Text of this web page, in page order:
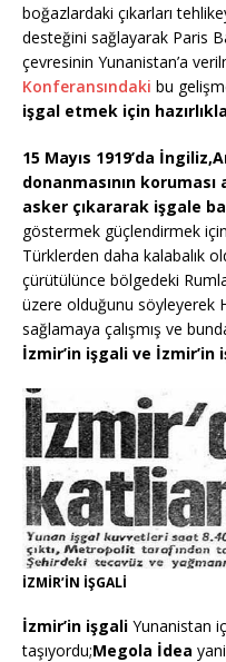
boğazlardaki çıkarları
desteğini sağlayarak Paris
çevresinin Yunanistan’a
Konferansındaki bu
işgal etmek için
15 Mayıs 1919’da
donanmasının
asker çıkararak işgale
göstermek güçlendirmek
Türklerden daha kalabalık
çürütülünce bölgedeki
üzere olduğunu söyleyerek
sağlamaya çalışmış ve
İzmir’in işgali ve İzmir’in
İZMİR’İN İŞGALİ
İzmir’in işgali Yunanistan
taşıyordu;Megola İdea